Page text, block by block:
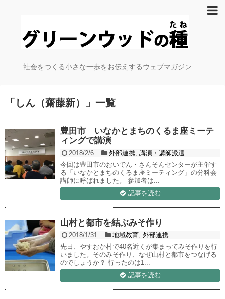
社会をつくる小さな一歩をお伝えするウェブマガジン
「 しん（齋藤新） 」 一覧
豊田市 いなかとまちのくるま座ミーテ
ィングで講演
2018/2/6 外部連携, 講演・講師派遣
今回は豊田市のおいでん・さんそんセンターが主催す
る「いなかとまちのくるま座ミーティング」の分科会
講師に呼ばれました。 参加者は...
記事を読む
山村と都市を結ぶみそ作り
2018/1/31 地域教育, 外部連携
先日、やすおか村で40名近くが集まってみそ作りを行
いました。そのみそ作り、なぜ山村と都市をつなげる
のでしょうか？ 行ったのは1...
記事を読む